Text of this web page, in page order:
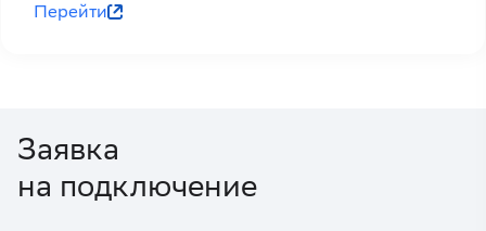
Перейти
Заявка
на подключение